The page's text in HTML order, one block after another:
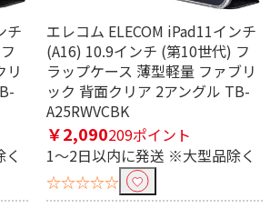
チ
リ
エレコム ELECOM iPad11インチ
(A16) 10.9インチ (第10世代) フ
ラップケース 薄型軽量 ファブリ
ック 背面クリア 2アングル TB-
A25RWVCBK
￥2,090209ポイント
1～2日以内に発送 ※大型品除く
☆☆☆☆☆
を除外して検索します。
円